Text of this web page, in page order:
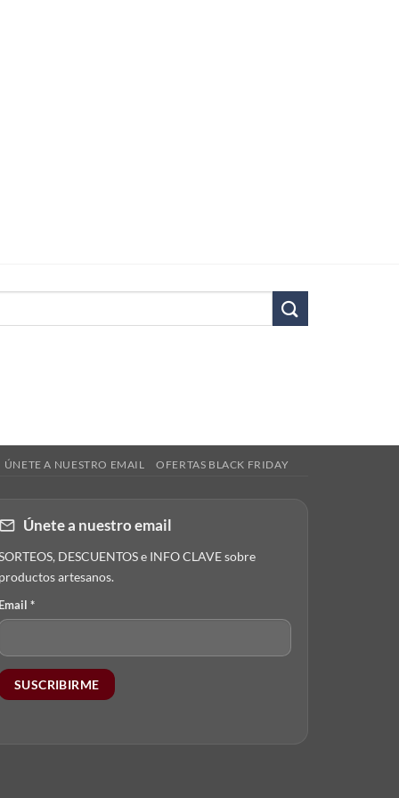
ÚNETE A NUESTRO EMAIL OFERTAS BLACK FRIDAY
Únete a nuestro email
DESCUENTOS e INFO CLAVE sobre
productos artesanos.
Email*